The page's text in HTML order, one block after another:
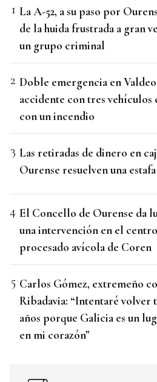
La A-52, a su paso por
de la huida frustrada a gran
un grupo criminal
Doble emergencia en
accidente con tres vehículos
con un incendio
Las retiradas de dinero en
Ourense resuelven una
El Concello de Ourense da
una intervención en el
procesado avícola de Coren
Carlos Gómez, extremeño
Ribadavia: “Intentaré volver
años porque Galicia es un
en mi corazón”